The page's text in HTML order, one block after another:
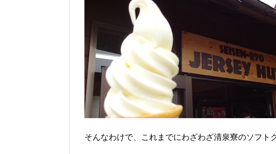
そんなわけで、これまでにわざわざ清泉寮のソフト